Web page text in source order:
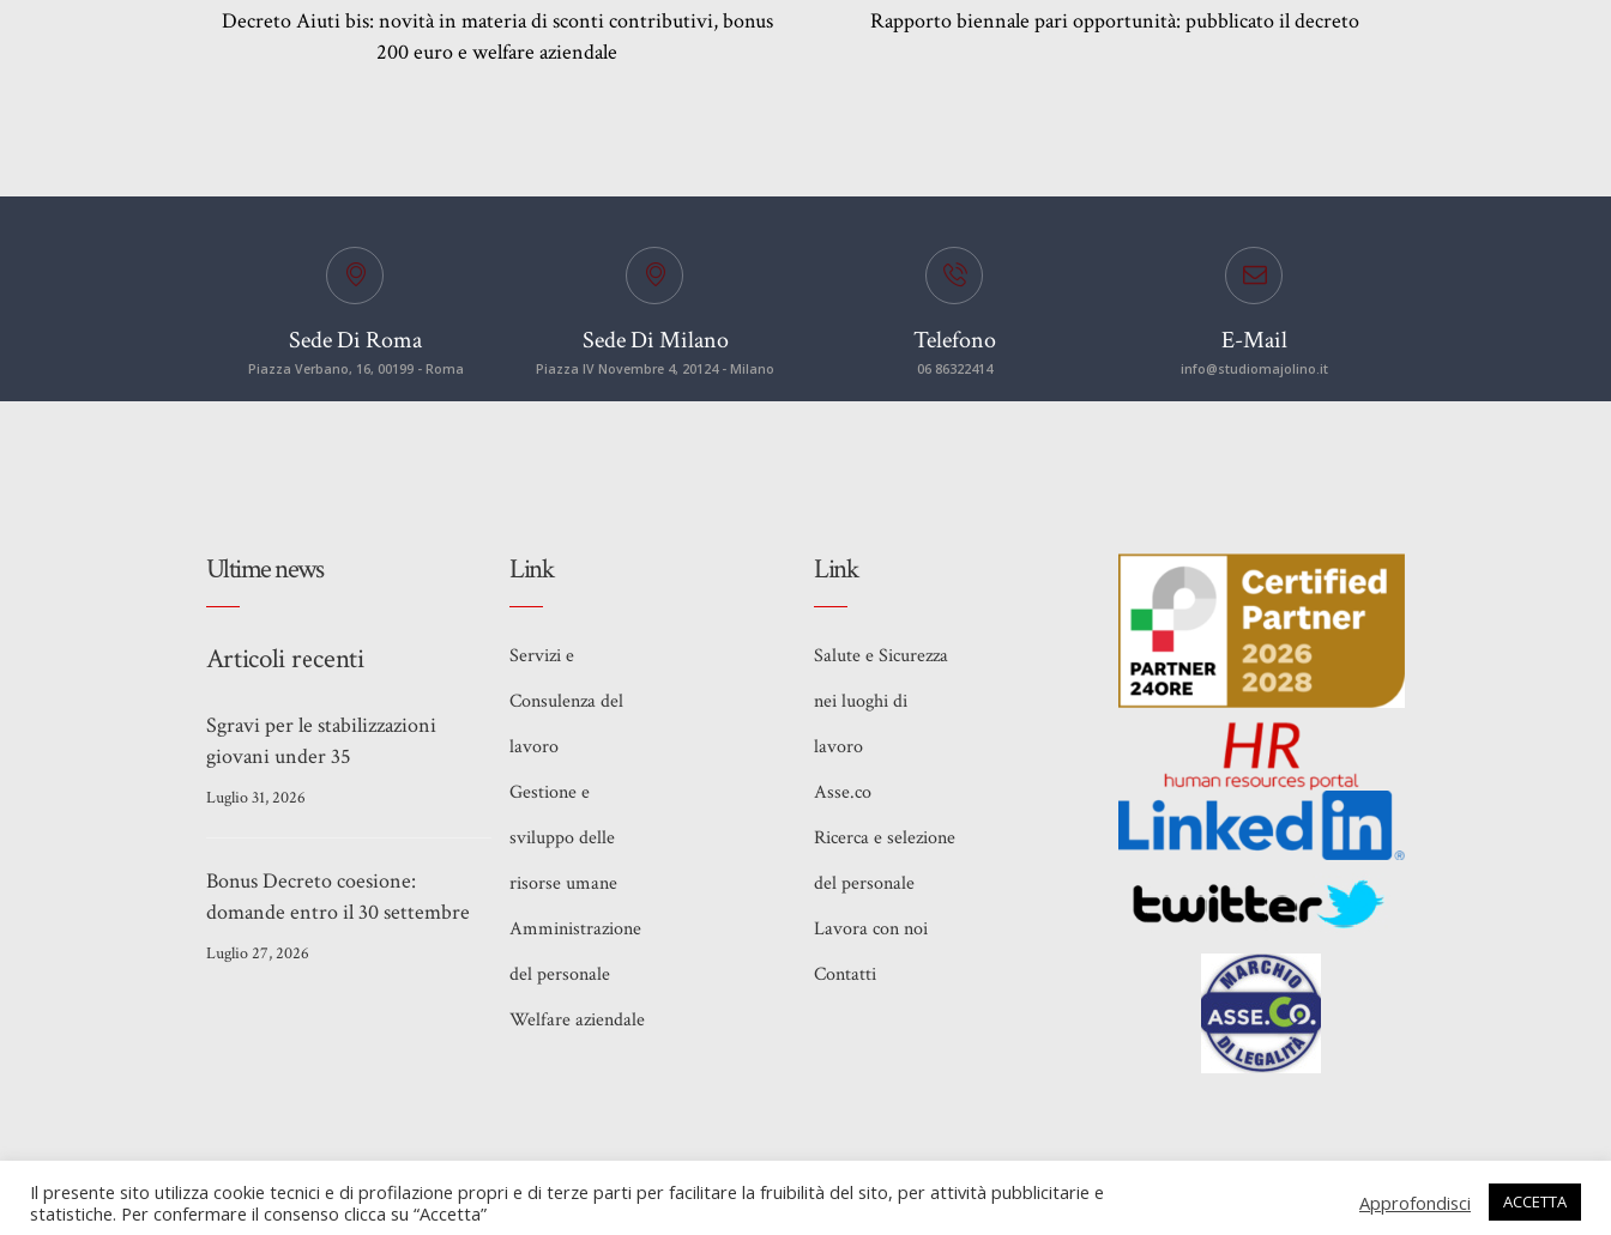
Decreto Aiuti bis: novità in materia di sconti contributivi, bonus
200 euro e welfare aziendale
Rapporto biennale pari opportunità: pubblicato il decreto
Sede Di Roma
Piazza Verbano, 16, 00199 - Roma
Sede Di Milano
Piazza IV Novembre 4, 20124 - Milano
Telefono
06 86322414
E-Mail
info@studiomajolino.it
Ultime news
Articoli recenti
Sgravi per le stabilizzazioni
giovani under 35
Luglio 31, 2026
Bonus Decreto coesione:
domande entro il 30 settembre
Luglio 27, 2026
Link
Servizi e
Consulenza del
lavoro
Gestione e
sviluppo delle
risorse umane
Amministrazione
del personale
Welfare aziendale
Link
Salute e Sicurezza
nei luoghi di
lavoro
Asse.co
Ricerca e selezione
del personale
Lavora con noi
Contatti
Milano (MI) - P. IVA 10843450585
Il presente sito utilizza cookie tecnici e di profilazione propri e di terze parti per facilitare la fruibilità del sito, per attività pubblicitarie e
statistiche. Per confermare il consenso clicca su “Accetta”
Approfondisci ACCETTA